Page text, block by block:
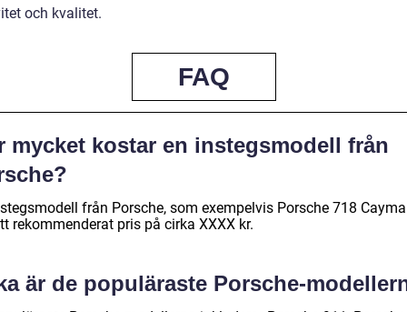
och kvalitet.
FAQ
mycket kostar en instegsmodell från
från Porsche, som exempelvis Porsche 718
rekommenderat pris på cirka XXXX kr.
är de populäraste Porsche-